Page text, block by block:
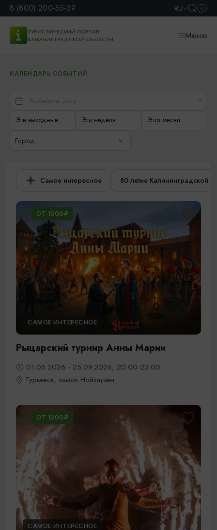
8 (800) 200-55-39 RU
ТУРИСТИЧЕСКИЙ ПОРТАЛ
КАЛИНИНГРАДСКОЙ ОБЛАСТИ
Меню
КАЛЕНДАРЬ СОБЫТИЙ
Эти выходные Эта неделя Этот месяц
Город
Самое интересное 80-летие Калининградской
ОТ 1500₽
САМОЕ ИНТЕРЕСНОЕ
Рыцарский турнир Анны Марии
01.05.2026 - 25.09.2026, 20:00-22:00
Гурьевск, замок Нойхаузен
ОТ 1200₽
САМОЕ ИНТЕРЕСНОЕ